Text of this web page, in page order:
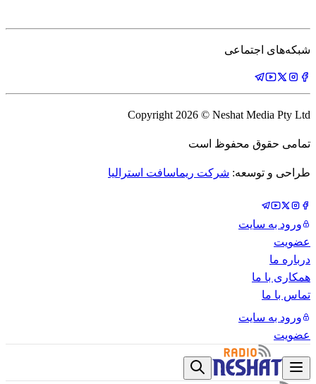
شبکه‌های اجتماعی
Copyright 2026 © Neshat Media Pty Ltd
تمامی حقوق محفوظ است
طراحی و توسعه: شرکت ریماسافت استرالیا
ورود به سایت
عضویت
درباره ما
همکاری با ما
تماس با ما
ورود به سایت
عضویت